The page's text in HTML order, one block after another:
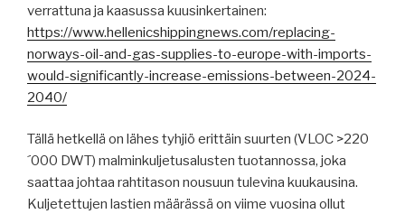
verrattuna ja kaasussa kuusinkertainen:
https://www.hellenicshippingnews.com/replacing-
norways-oil-and-gas-supplies-to-europe-with-imports-
would-significantly-increase-emissions-between-2024-
2040/
Tällä hetkellä on lähes tyhjiö erittäin suurten (VLOC >220
´000 DWT) malminkuljetusalusten tuotannossa, joka
saattaa johtaa rahtitason nousuun tulevina kuukausina.
Kuljetettujen lastien määrässä on viime vuosina ollut